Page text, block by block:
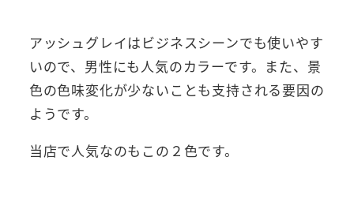
アッシュグレイはビジネスシーンでも使いやす
いので、男性にも人気のカラーです。また、景
色の色味変化が少ないことも支持される要因の
ようです。
当店で人気なのもこの２色です。